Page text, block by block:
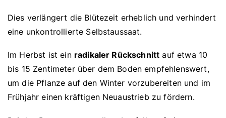
Dies verlängert die Blütezeit erheblich und verhindert
eine unkontrollierte Selbstaussaat.
Im Herbst ist ein radikaler Rückschnitt auf etwa 10
bis 15 Zentimeter über dem Boden empfehlenswert,
um die Pflanze auf den Winter vorzubereiten und im
Frühjahr einen kräftigen Neuaustrieb zu fördern.